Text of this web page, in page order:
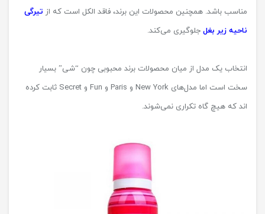
مناسب باشد. همچنین محصولات این برند، فاقد الکل است که از تیرگی
ناحیه زیر بغل جلوگیری می‌کند.
انتخاب یک مدل از میان محصولات برند محبوبی چون “شی” بسیار
سخت است اما مدل‌های New York و Paris و Fun و Secret ثابت کرده
اند که هیچ گاه تکراری نمی‌شوند.